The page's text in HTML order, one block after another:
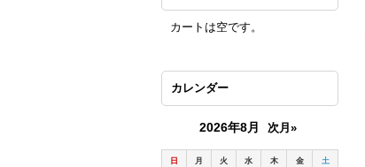
カートは空です。
カレンダー
2026年8月 次月»
日 月 火 水 木 金 土